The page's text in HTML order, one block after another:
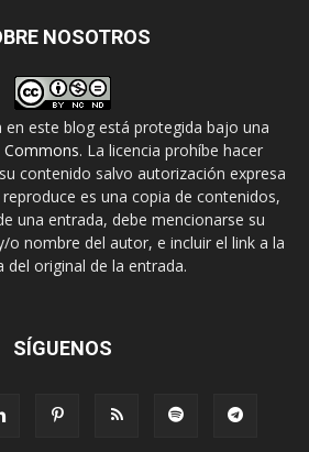
NOSOTROS
en este blog está protegida bajo una
Commons. La licencia prohíbe hacer
contenido salvo autorización expresa
es una copia de contenidos,
una entrada, debe mencionarse su
o nombre del autor, e incluir el link a la
del original de la entrada.
SÍGUENOS